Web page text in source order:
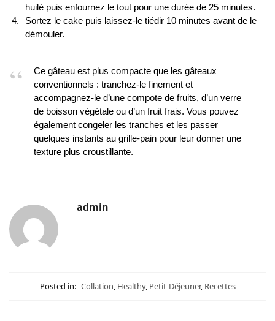
huilé puis enfournez le tout pour une durée de 25 minutes.
Sortez le cake puis laissez-le tiédir 10 minutes avant de le
démouler.
Ce gâteau est plus compacte que les gâteaux
conventionnels : tranchez-le finement et
accompagnez-le d’une compote de fruits, d’un verre
de boisson végétale ou d’un fruit frais. Vous pouvez
également congeler les tranches et les passer
quelques instants au grille-pain pour leur donner une
texture plus croustillante.
admin
Posted in: Collation, Healthy, Petit-Déjeuner, Recettes